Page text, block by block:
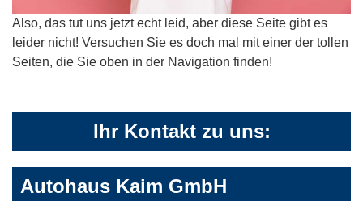
Also, das tut uns jetzt echt leid, aber diese Seite gibt es
leider nicht! Versuchen Sie es doch mal mit einer der tollen
Seiten, die Sie oben in der Navigation finden!
Ihr Kontakt zu uns:
Autohaus Kaim GmbH